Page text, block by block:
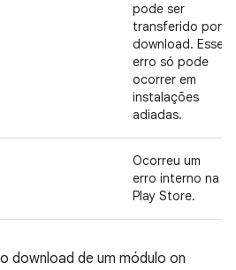
pode ser
transferido por
download. Esse
erro só pode
ocorrer em
instalações
adiadas.
Ocorreu um
erro interno na
Play Store.
download de um módulo on